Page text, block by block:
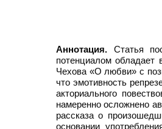
Аннотация. Статья
потенциалом обладает
Чехова «О любви» с
что эмотивность
акториального
намеренно осложнено
рассказа о
основании